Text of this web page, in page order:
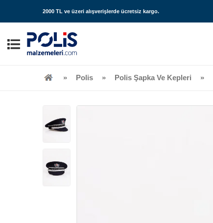
2000 TL ve üzeri alışverişlerde ücretsiz kargo.
Polis Polis Şapka Ve Kepleri